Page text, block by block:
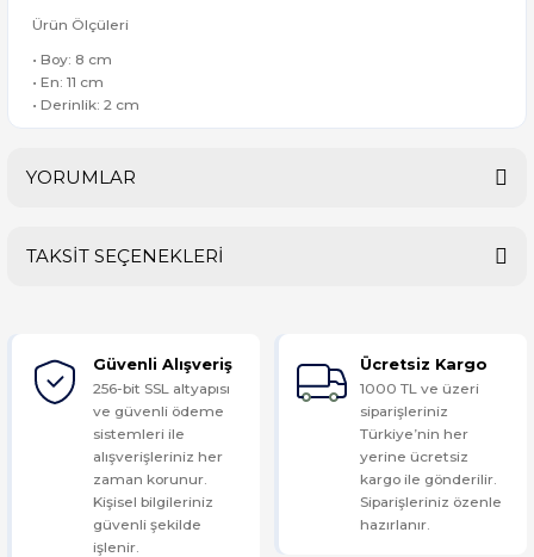
Ürün Ölçüleri
• Boy: 8 cm
• En: 11 cm
• Derinlik: 2 cm
YORUMLAR
Yorum Yaz
TAKSİT SEÇENEKLERİ
Güvenli Alışveriş
256-bit SSL altyapısı
ve güvenli ödeme
sistemleri ile
alışverişleriniz her
zaman korunur.
Kişisel bilgileriniz
güvenli şekilde
işlenir.
Ücretsiz Kargo
1000 TL ve üzeri
siparişleriniz
Türkiye’nin her
yerine ücretsiz
kargo ile gönderilir.
Siparişleriniz özenle
hazırlanır.